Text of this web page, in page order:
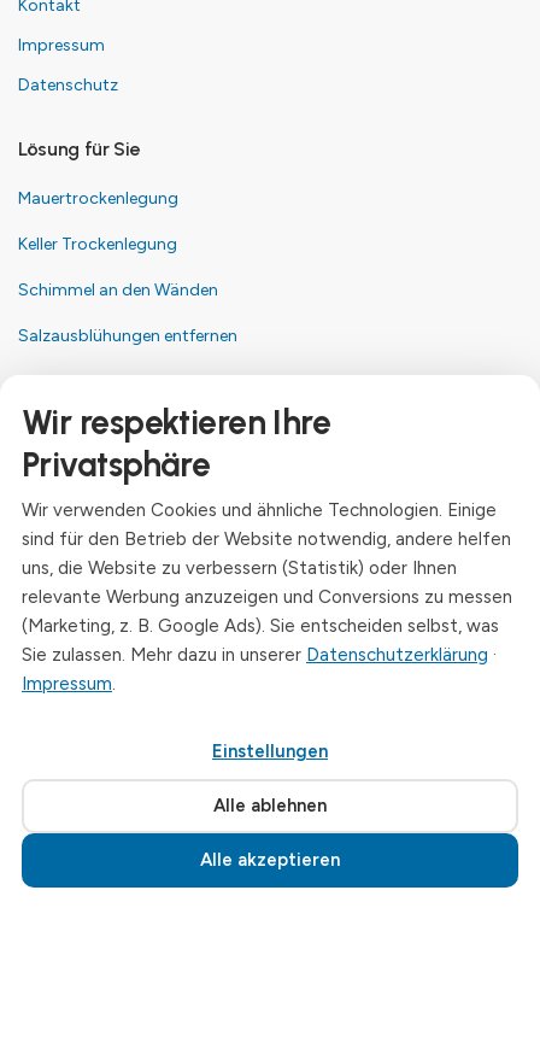
Jetzt anrufen · 03726 720560
Kontakt
Impressum
Datenschutz
Lösung für Sie
Mauertrockenlegung
Keller Trockenlegung
Schimmel an den Wänden
Salzausblühungen entfernen
Anschrift
Dresdner Straße 24, 09577 Niederwiesa
Telefon
+49 (0)3726 - 720 560
E-Mail
info@drymat.de
Öffnungszeiten
Mo-Fr: 08:00 - 15:00 Uhr
© 2026 Drymat Systeme GmbH.Cookie-Einstellungen
Wir respektieren Ihre
Privatsphäre
Wir verwenden Cookies und ähnliche Technologien. Einige
sind für den Betrieb der Website notwendig, andere helfen
uns, die Website zu verbessern (Statistik) oder Ihnen
relevante Werbung anzuzeigen und Conversions zu messen
(Marketing, z. B. Google Ads). Sie entscheiden selbst, was
Sie zulassen. Mehr dazu in unserer Datenschutzerklärung ·
Impressum.
Einstellungen
Alle ablehnen
Alle akzeptieren